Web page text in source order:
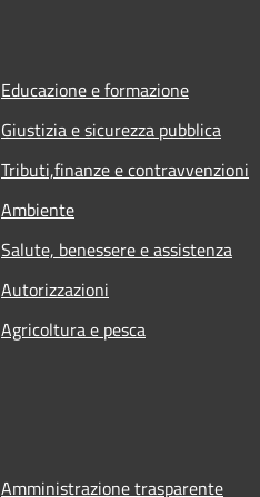
Educazione e formazione
Giustizia e sicurezza pubblica
Tributi,finanze e contravvenzioni
Ambiente
Salute, benessere e assistenza
Autorizzazioni
Agricoltura e pesca
Amministrazione trasparente